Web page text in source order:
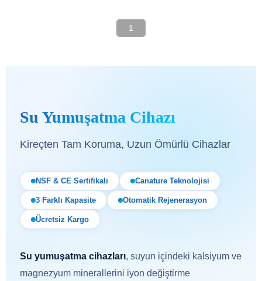
1
Su Yumuşatma Cihazı
Kireçten Tam Koruma, Uzun Ömürlü Cihazlar
NSF & CE Sertifikalı Canature Teknolojisi
3 Farklı Kapasite Otomatik Rejenerasyon
Ücretsiz Kargo
Su yumuşatma cihazları, suyun içindeki kalsiyum ve
magnezyum minerallerini iyon değiştirme